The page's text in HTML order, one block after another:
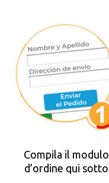
Compila il modulo
d’ordine qui sotto